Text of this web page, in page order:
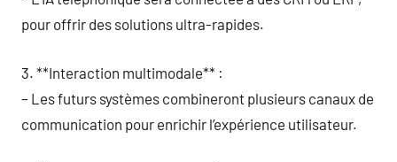
pour offrir des solutions ultra-rapides.
3. **Interaction multimodale** :
– Les futurs systèmes combineront plusieurs canaux de
communication pour enrichir l’expérience utilisateur.